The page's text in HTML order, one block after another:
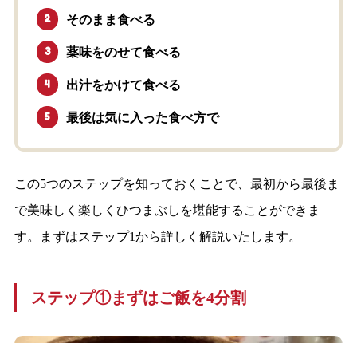
そのまま食べる
薬味をのせて食べる
出汁をかけて食べる
最後は気に入った食べ方で
この5つのステップを知っておくことで、最初から最後ま
で美味しく楽しくひつまぶしを堪能することができま
す。まずはステップ1から詳しく解説いたします。
ステップ①まずはご飯を4分割